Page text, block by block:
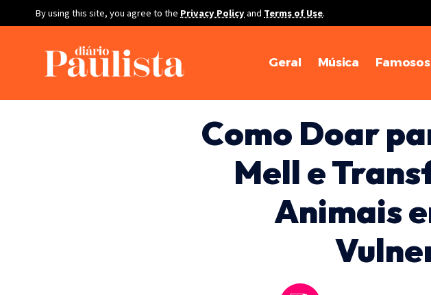
By using this site, you agree to the Privacy Policyand Terms of Use.
Geral Música Famosos
Como Doar
Mell e
Animais